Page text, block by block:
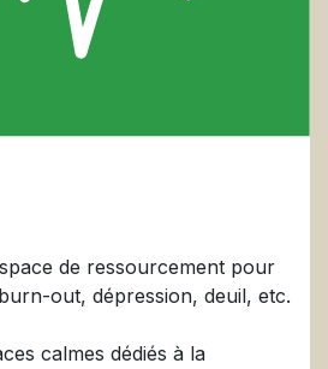
de ressourcement pour
out, dépression, deuil, etc.
calmes dédiés à la